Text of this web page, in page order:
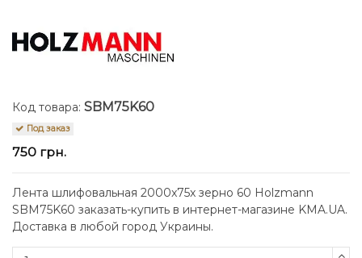
Код товара: SBM75K60
Под заказ
750 грн.
Лента шлифовальная 2000x75x зерно 60 Holzmann
SBM75K60 заказать-купить в интернет-магазине KMA.UA.
Доставка в любой город Украины.